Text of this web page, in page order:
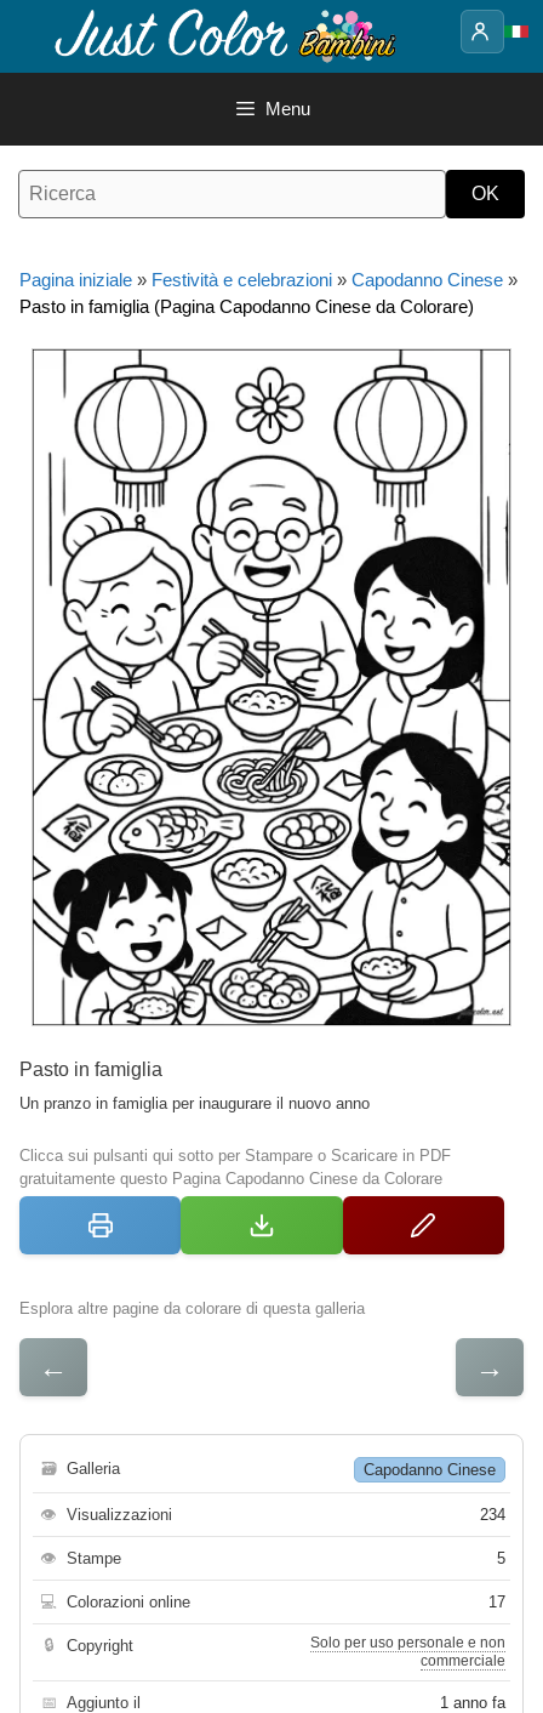
contenuto
Menu
Pagina iniziale » Festività e celebrazioni » Capodanno Cinese »
Pasto in famiglia (Pagina Capodanno Cinese da Colorare)
Pasto in famiglia
Un pranzo in famiglia per inaugurare il nuovo anno
Clicca sui pulsanti qui sotto per Stampare o Scaricare in PDF
gratuitamente questo Pagina Capodanno Cinese da Colorare
Esplora altre pagine da colorare di questa galleria
← →
🗃 Galleria Capodanno Cinese
👁 Visualizzazioni 234
👁 Stampe 5
💻 Colorazioni online 17
🔒 Copyright
Solo per uso personale e non
commerciale
📅 Aggiunto il 1 anno fa